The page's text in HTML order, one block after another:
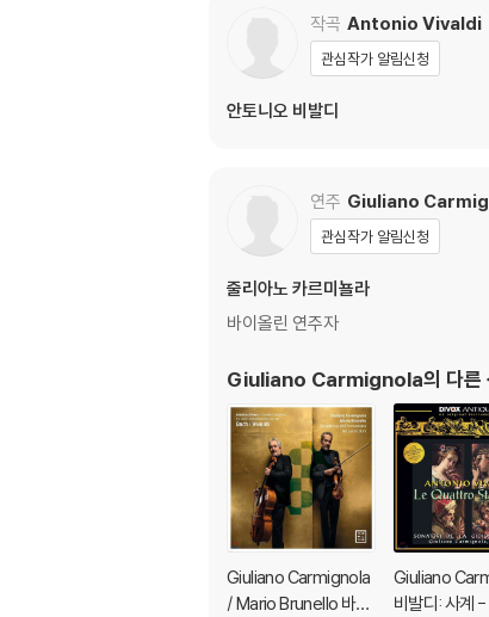
작곡 Antonio Vivaldi
관심작가 알림신청
안토니오 비발디
연주 Giuliano
관심작가 알림신청
줄리아노 카르미뇰라
바이올린 연주자
Giuliano Carmignola의 다른
Giuliano Carmignola
/ Mario Brunello 바흐
Giuliano
비발디: 사계 -